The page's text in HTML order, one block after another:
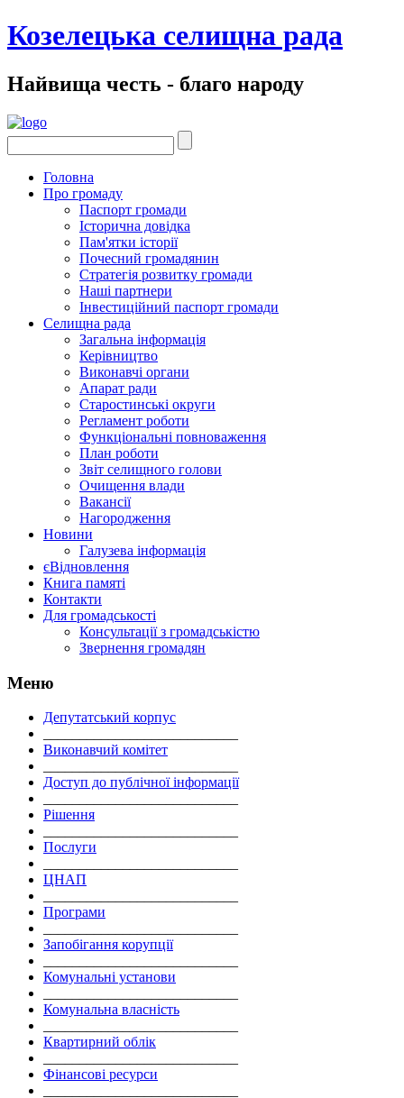
Козелецька селищна рада
Найвища честь - благо народу
Головна
Про громаду
Паспорт громади
Історична довідка
Пам'ятки історії
Почесний громадянин
Стратегія розвитку громади
Наші партнери
Інвестиційний паспорт громади
Селищна рада
Загальна інформація
Керівництво
Виконавчі органи
Апарат ради
Старостинські округи
Регламент роботи
Функціональні повноваження
План роботи
Звіт селищного голови
Очищення влади
Вакансії
Нагородження
Новини
Галузева інформація
єВідновлення
Книга памяті
Контакти
Для громадськості
Консультації з громадськістю
Звернення громадян
Меню
Депутатський корпус
Виконавчий комітет
Доступ до публічної інформації
Рішення
Послуги
ЦНАП
Програми
Запобігання корупції
Комунальні установи
Комунальна власність
Квартирний облік
Фінансові ресурси